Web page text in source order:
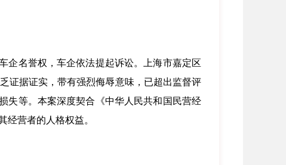
名誉权，车企依法提起诉讼。上海市嘉定区
证据证实，带有强烈侮辱意味，已超出监督评
失等。本案深度契合《中华人民共和国民营经
营者的人格权益。